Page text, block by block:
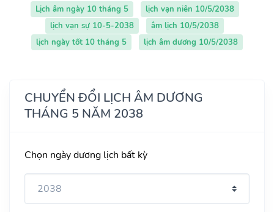
Lịch âm ngày 10 tháng 5
lịch vạn niên 10/5/2038
lịch vạn sự 10-5-2038
âm lịch 10/5/2038
lịch ngày tốt 10 tháng 5
lịch âm dương 10/5/2038
CHUYỂN ĐỔI LỊCH ÂM DƯƠNG
THÁNG 5 NĂM 2038
Chọn ngày dương lịch bất kỳ